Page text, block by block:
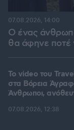
Ο ένας
θα άφηνε ποτέ
07.08.2026, 14:00
To video του
στα Βόρεια
Άνθρωποι,
07.08.2026, 12:38